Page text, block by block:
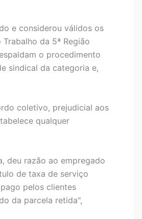
e considerou válidos os
da 5ª Região
o procedimento
sindical da categoria e,
coletivo, prejudicial aos
qualquer
deu razão ao empregado
de taxa de serviço
pelos clientes
da parcela retida",